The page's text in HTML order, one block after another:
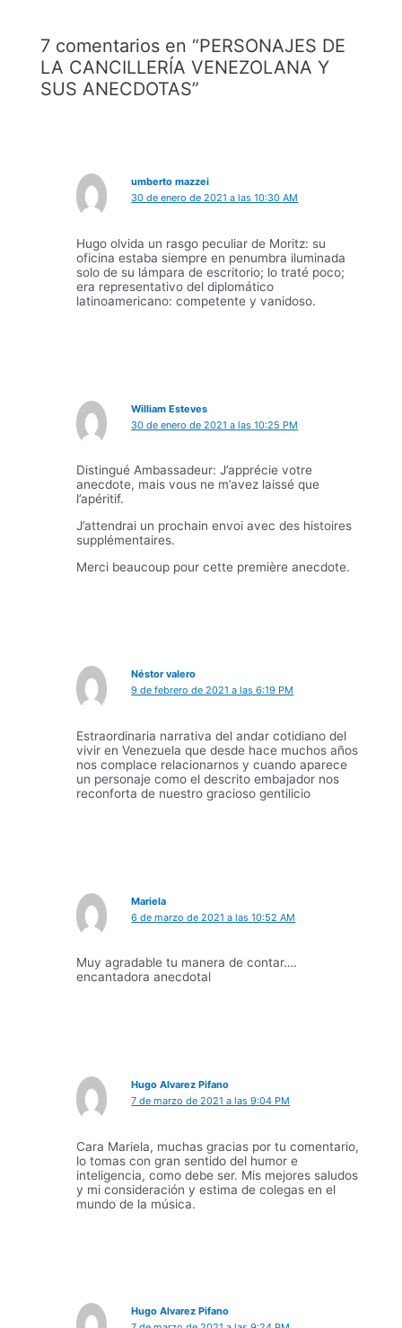
7 comentarios en “PERSONAJES DE
LA CANCILLERÍA VENEZOLANA Y
SUS ANECDOTAS”
umberto mazzei
30 de enero de 2021 a las 10:30 AM
Hugo olvida un rasgo peculiar de Moritz: su
oficina estaba siempre en penumbra iluminada
solo de su lámpara de escritorio; lo traté poco;
era representativo del diplomático
latinoamericano: competente y vanidoso.
William Esteves
30 de enero de 2021 a las 10:25 PM
Distingué Ambassadeur: J’apprécie votre
anecdote, mais vous ne m’avez laissé que
l’apéritif.
J’attendrai un prochain envoi avec des histoires
supplémentaires.
Merci beaucoup pour cette première anecdote.
Néstor valero
9 de febrero de 2021 a las 6:19 PM
Estraordinaria narrativa del andar cotidiano del
vivir en Venezuela que desde hace muchos años
nos complace relacionarnos y cuando aparece
un personaje como el descrito embajador nos
reconforta de nuestro gracioso gentilicio
Mariela
6 de marzo de 2021 a las 10:52 AM
Muy agradable tu manera de contar….
encantadora anecdotal
Hugo Alvarez Pifano
7 de marzo de 2021 a las 9:04 PM
Cara Mariela, muchas gracias por tu comentario,
lo tomas con gran sentido del humor e
inteligencia, como debe ser. Mis mejores saludos
y mi consideración y estima de colegas en el
mundo de la música.
Hugo Alvarez Pifano